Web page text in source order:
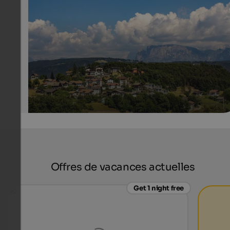
From Jenesien, you can enjoy a magnificent view of
surroundings and of the Dolomites.
Internet Consulting - Fabian Auer
Offres de vacances actuelles
Get 1 night free